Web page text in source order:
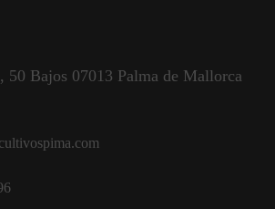
50 Bajos 07013 Palma de Mallorca